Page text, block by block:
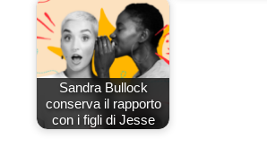
Sandra Bullock
conserva il rapporto
con i figli di Jesse